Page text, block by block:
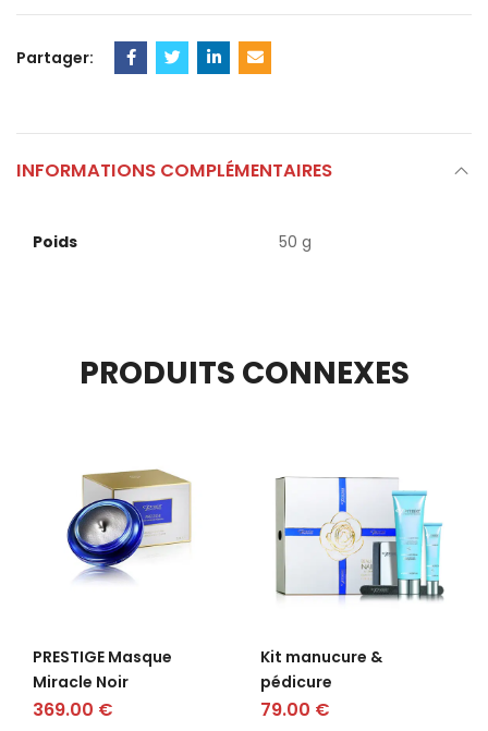
Partager:
INFORMATIONS COMPLÉMENTAIRES
Poids 50 g
PRODUITS CONNEXES
PRESTIGE Masque
Miracle Noir
369.00 €
Kit manucure &
pédicure
79.00 €